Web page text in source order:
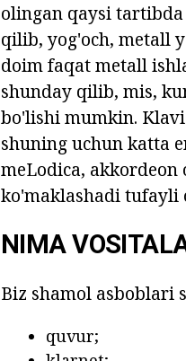
olingan qaysi
qilib, yog'och, metall
doim faqat metall
shunday qilib, mis,
bo'lishi mumkin.
shuning uchun katta
meLodica,
ko'maklashadi tufayli
NIMA
Biz shamol asboblari
quvur;